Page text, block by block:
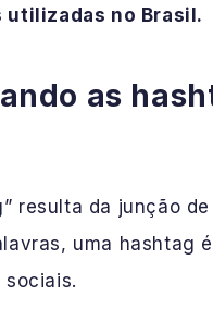
utilizadas no Brasil.
as
resulta da junção
uma hashtag
sociais.